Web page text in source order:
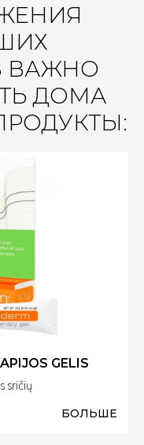
ВАЖНО
ДОМА
GELIS
sričių
БОЛЬШЕ